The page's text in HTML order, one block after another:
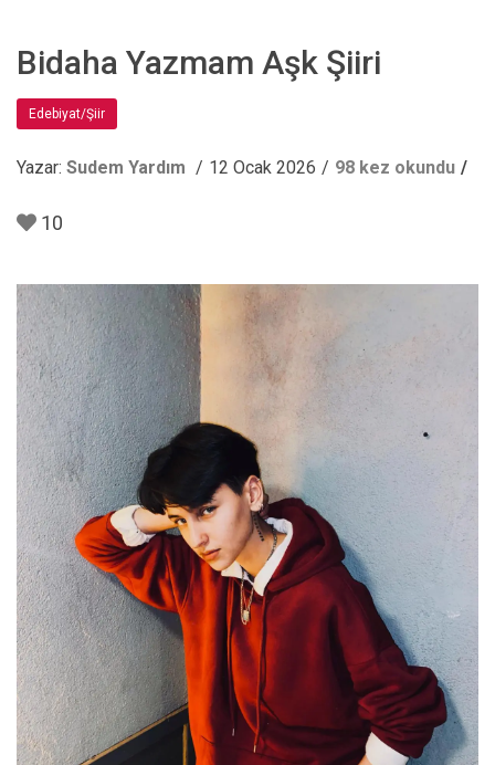
Bidaha Yazmam Aşk Şiiri
Edebiyat/Şiir
Yazar: Sudem Yardım 12 Ocak 2026 98 kez okundu
10